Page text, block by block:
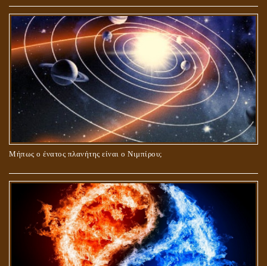
Μήπως ο ένατος πλανήτης είναι ο Νιμπίρου;